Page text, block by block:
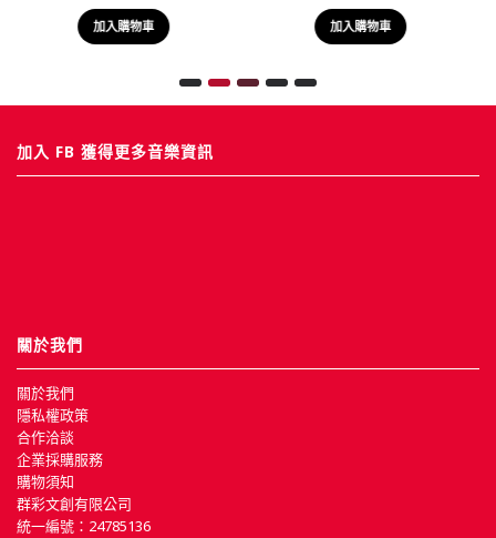
加入購物車 加入購物車
加入 FB 獲得更多音樂資訊
關於我們
關於我們
隱私權政策
合作洽談
企業採購服務
購物須知
群彩文創有限公司
統一編號：24785136